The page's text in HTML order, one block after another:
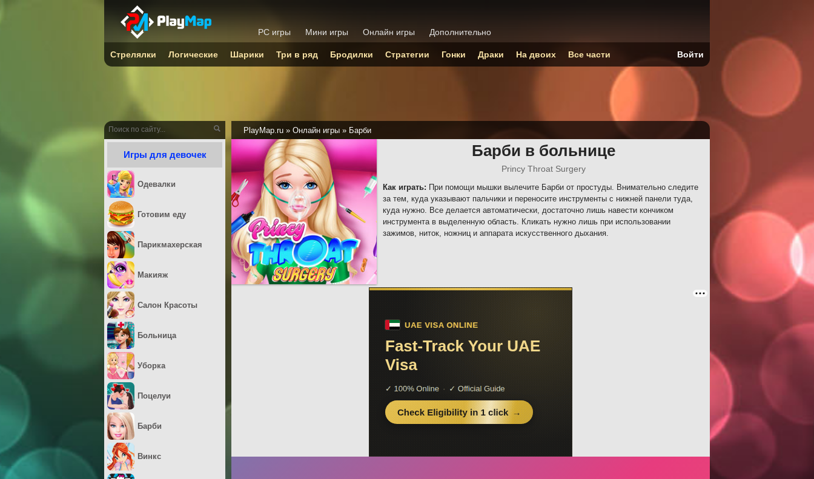
PlayMap.ru » Онлайн игры » Барби
Барби в больнице
Princy Throat Surgery
Как играть: При помощи мышки вылечите Барби от простуды. Внимательно следите
за тем, куда указывают пальчики и переносите инструменты с нижней панели туда,
куда нужно. Все делается автоматически, достаточно лишь навести кончиком
инструмента в выделенную область. Кликать нужно лишь при использовании
зажимов, ниток, ножниц и аппарата искусственного дыхания.
Игры для девочек
Одевалки
Готовим еду
Парикмахерская
Макияж
Салон Красоты
Больница
Уборка
Поцелуи
Барби
Винкс
PC игры Мини игры Онлайн игры Дополнительно
Стрелялки Логические Шарики Три в ряд Бродилки Стратегии Гонки Драки На двоих Все части Войти